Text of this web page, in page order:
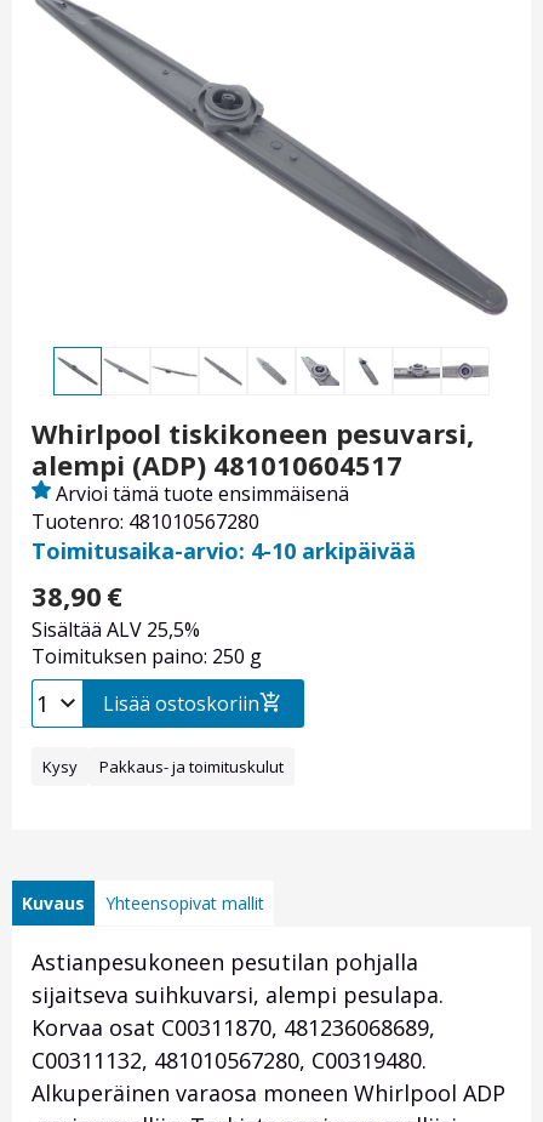
Whirlpool tiskikoneen pesuvarsi,
alempi (ADP) 481010604517
Tuotenro: 481010567280
Arvioi tämä tuote ensimmäisenä
Toimitusaika-arvio: 4-10 arkipäivää
38,90 €
Sisältää ALV 25,5%
Toimituksen paino: 250 g
Lisää ostoskoriin
Kysy Pakkaus- ja toimituskulut
Kuvaus Yhteensopivat mallit
Astianpesukoneen pesutilan pohjalla
sijaitseva suihkuvarsi, alempi pesulapa.
Korvaa osat C00311870, 481236068689,
C00311132, 481010567280, C00319480.
Alkuperäinen varaosa moneen Whirlpool ADP